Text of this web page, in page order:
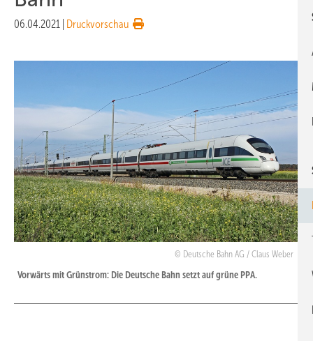
06.04.2021 Druckvorschau
Deutsche Bahn AG / Claus Weber
Vorwärts mit Grünstrom: Die Deutsche Bahn setzt auf grüne PPA.